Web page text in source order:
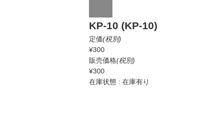
KP-10 (KP-10)
定価(税別)
¥300
販売価格(税別)
¥300
在庫状態 : 在庫有り